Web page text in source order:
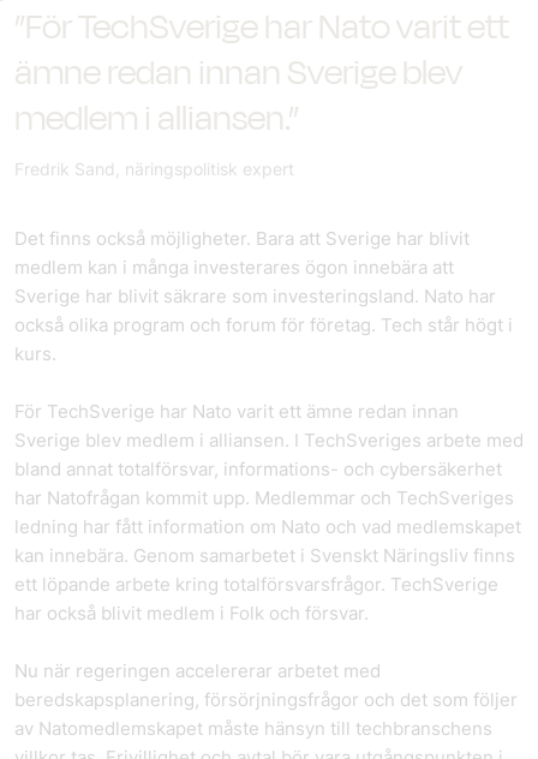
”För TechSverige har Nato varit ett
ämne redan innan Sverige blev
medlem i alliansen.”
Fredrik Sand, näringspolitisk expert
Det finns också möjligheter. Bara att Sverige har blivit
medlem kan i många investerares ögon innebära att
Sverige har blivit säkrare som investeringsland. Nato har
också olika program och forum för företag. Tech står högt i
kurs.
För TechSverige har Nato varit ett ämne redan innan
Sverige blev medlem i alliansen. I TechSveriges arbete med
bland annat totalförsvar, informations- och cybersäkerhet
har Natofrågan kommit upp. Medlemmar och TechSveriges
ledning har fått information om Nato och vad medlemskapet
kan innebära. Genom samarbetet i Svenskt Näringsliv finns
ett löpande arbete kring totalförsvarsfrågor. TechSverige
har också blivit medlem i Folk och försvar.
Nu när regeringen accelererar arbetet med
beredskapsplanering, försörjningsfrågor och det som följer
av Natomedlemskapet måste hänsyn till techbranschens